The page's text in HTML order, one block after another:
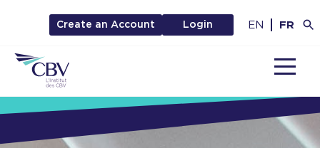
Create an Account Login EN FR